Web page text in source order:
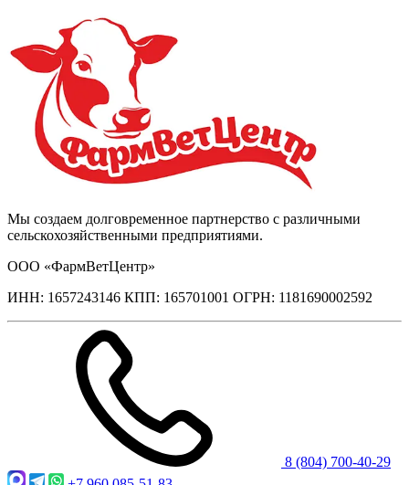
Мы создаем долговременное партнерство с различными
сельскохозяйственными предприятиями.
ООО «ФармВетЦентр»
ИНН: 1657243146 КПП: 165701001 ОГРН: 1181690002592
8 (804) 700-40-29